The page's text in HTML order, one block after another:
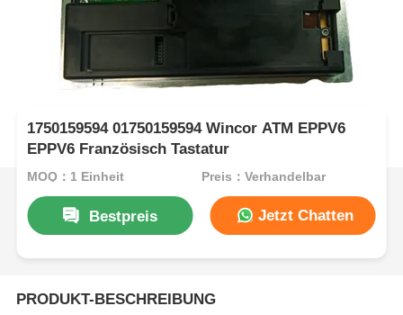
1750159594 01750159594 Wincor ATM EPPV6
EPPV6 Französisch Tastatur
MOQ：1 Einheit Preis：Verhandelbar
Bestpreis Jetzt Chatten
PRODUKT-BESCHREIBUNG